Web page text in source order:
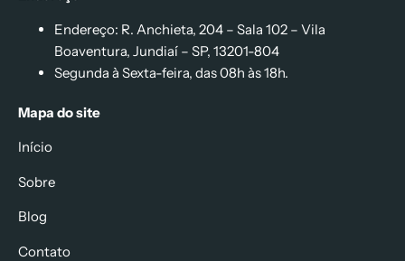
Endereço: R. Anchieta, 204 – Sala 102 – Vila
Boaventura, Jundiaí – SP, 13201-804
Segunda à Sexta-feira, das 08h às 18h.
Mapa do site
Início
Sobre
Blog
Contato